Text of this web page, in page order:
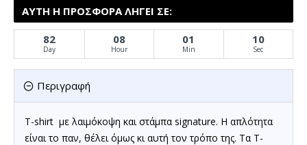
Περιγραφή
T-shirt με λαιμόκοψη και στάμπα signature. Η απλότητα
είναι το παν, θέλει όμως κι αυτή τον τρόπο της. Τα T-
ΑΥΤΉ Η ΠΡΟΣΦΟΡΆ ΛΉΓΕΙ ΣΕ:
82
Day
08
Hour
01
Min
10
Sec